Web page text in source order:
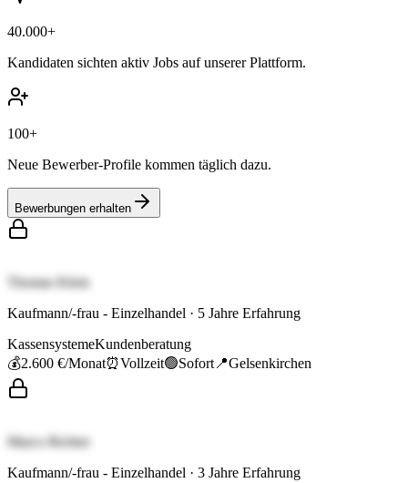
40.000+
Kandidaten sichten aktiv Jobs auf unserer Plattform.
100+
Neue Bewerber-Profile kommen täglich dazu.
Bewerbungen erhalten
Thomas Klein
Kaufmann/-frau - Einzelhandel · 5 Jahre Erfahrung
KassensystemeKundenberatung
💰2.600 €/Monat⏰Vollzeit🟢Sofort 📍Gelsenkirchen
Marco Richter
Kaufmann/-frau - Einzelhandel · 3 Jahre Erfahrung